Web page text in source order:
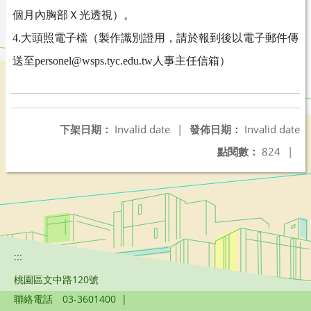
個月內胸部Ｘ光透視）。
4.大頭照電子檔（製作識別證用，請於報到後以電子郵件傳
送至personel@wsps.tyc.edu.tw人事主任信箱）
發佈日期： Invalid date
下架日期： Invalid date
|
點閱數： 824 |
:::
桃園區文中路120號
聯絡電話
03-3601400 |